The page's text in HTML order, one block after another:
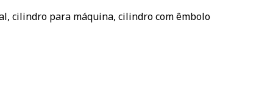
cilindro para máquina, cilindro com êmbolo